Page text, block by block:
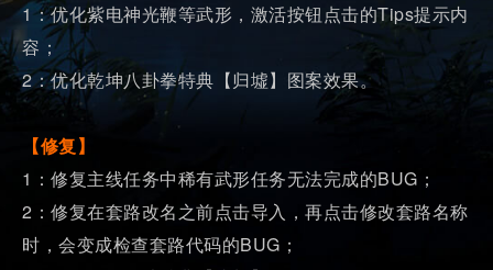
1：优化紫电神光鞭等武形，激活按钮点击的Tips提示内
容；
2：优化乾坤八卦拳特典【归墟】图案效果。
【修复】
1：修复主线任务中稀有武形任务无法完成的BUG；
2：修复在套路改名之前点击导入，再点击修改套路名称
时，会变成检查套路代码的BUG；